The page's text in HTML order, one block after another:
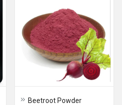
Beetroot Powder